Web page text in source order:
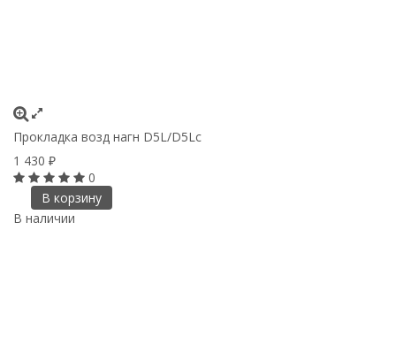
Прокладка возд нагн D5L/D5Lc
1 430 ₽
0
В корзину
В наличии